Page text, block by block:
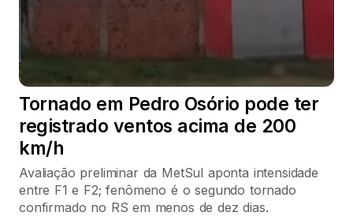
Tornado em Pedro Osório pode ter
registrado ventos acima de 200
km/h
Avaliação preliminar da MetSul aponta intensidade
entre F1 e F2; fenômeno é o segundo tornado
confirmado no RS em menos de dez dias.